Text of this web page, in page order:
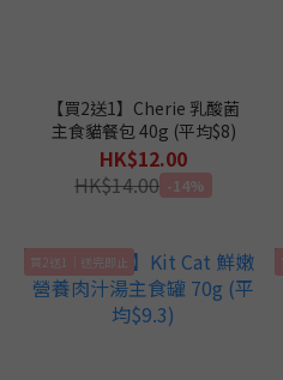
【買2送1】Cherie 乳酸菌
主食貓餐包 40g (平均$8)
HK$12.00
HK$14.00 -14%
買2送1｜送完即止